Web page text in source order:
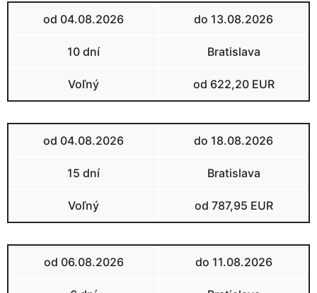
od 04.08.2026 do 13.08.2026
10 dní Bratislava
Voľný od 622,20 EUR
od 04.08.2026 do 18.08.2026
15 dní Bratislava
Voľný od 787,95 EUR
od 06.08.2026 do 11.08.2026